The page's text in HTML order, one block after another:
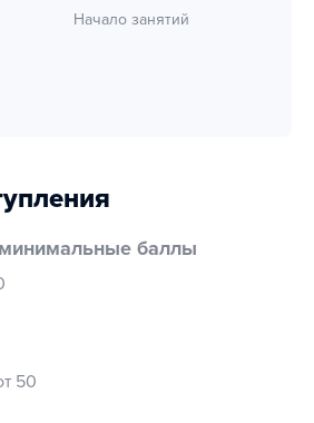
Начало занятий
баллы
50